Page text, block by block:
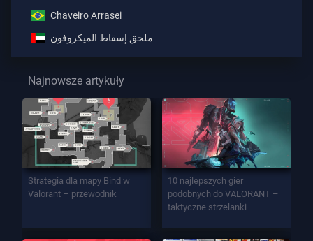
Chaveiro Arrasei
ملحق إسقاط الميكروفون
Najnowsze artykuły
Strategia dla mapy Bind w
Valorant – przewodnik
10 najlepszych gier
podobnych do VALORANT –
taktyczne strzelanki